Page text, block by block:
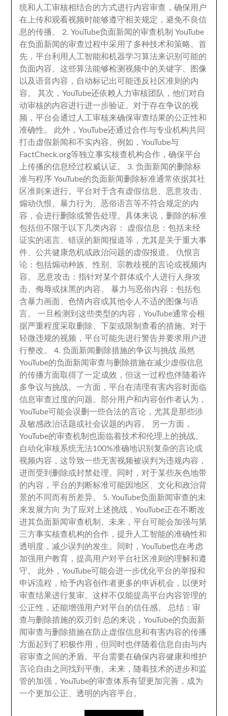
统和人工审核相结合的方式进行内容审查 ，确保用户
在上传和观看视频时能够遵守相关规定 ，避免不良信
息的传播。 2.YouTube负面新闻的审查机制 YouTube
在负面新闻的审查过程中采用了多种技术和策略。首
先 ，平台利用人工智能和机器学习算法来识别可能的
负面内容。这些算法能够检测视频中的关键字
图像
以及语音内容 ， 自动标记出可能违反社区准则的内
容。其次 ，YouTube还依赖人力审核团队 ，他们对自
动审核的内容进行进一步验证。 对于存在争议的视
频 ，平台会通过人工审核来确保审查结果的公正性和
准确性。 此外 ，YouTube还通过合作与专业机构共同
打击虚假新闻和不实内容。例如 ，YouTube与
FactCheck.org等独立事实核查机构合作 ，确保平台
上传播的信息经过权威认证。 3.负面新闻的删除标
准与程序 YouTube的负面新闻删除标准通常依据其社
区准则来进行。平台对于含有虚假信息 、恶意攻击
煽动仇恨
、暴力行为 、恶俗语言等不符合规定的内
容 ，会进行删除或警告处理。具体来说 ，删除的标准
包括但不限于以下几类内容 ： 虚假信息 ：包括未经
证实的谣言 、错误的新闻报道等 ， 尤其是关于重大事
件 、公共健康危机或政治问题的虚假报道。仇恨言
论 ：包括煽动种族 、性别
宗教歧视的言论或视频内
容。恶意攻击 ：指针对某个群体或个人进行人身攻
击 、侮辱或抹黑的内容。暴力与恶俗内容 ：包括包
含暴力画面
、色情内容或其他令人不适的图像与语
言。一旦检测到这些类型的内容 ，YouTube通常会根
据严重程度采取删除
下架或限制查看的措施。 对于
轻微违规的视频 ，平台可能先进行警告并要求用户进
行整改。 4.负面新闻删除措施的争议与挑战 虽然
YouTube的负面新闻审查与删除措施在减少虚假信息
的传播方面取得了一定成效 ，但这一过程也伴随着许
多争议与挑战。一方面 ，平台在清理有害内容时面临
信息审查过度的问题。部分用户和内容创作者认为 ，
YouTube可能会误删一些合法的言论 ， 尤其是那些涉
及敏感政治话题或社会议题的内容。 另一方面 ，
YouTube的审查机制也面临着技术和伦理上的挑战。
自动化审核系统无法100%准确地识别复杂的言论或
视频内容 ，这导致一些无害视频被误判为违规内容 ，
进而受到删除或封禁处理。 同时 ， 对于某些灰色地带
的内容 ，平台的判断标准可能因地区 、文化和政治背
景的不同而有所差异。 5.YouTube负面新闻审查的未
来发展方向 为了应对上述挑战 ，YouTube正在不断改
进其负面新闻审查机制 。 未来 ，平台可能会加强与第
三方事实核查机构的合作 ，提升人工智能的准确性和
透明度 ，减少误判的发生。 同时 ，YouTube也在考虑
加强用户教育 ，提高用户对平台社区准则的理解和遵
守。 此外 ，YouTube可能会进一步优化平台的举报和
申诉流程 ，给予内容创作者更多的申诉机会 ，
以便对
审查结果进行复审。这样不仅能提高平台内容管理的
公正性 ，还能增强用户对平台的信任感。 总结 ：审
查与删除措施的双刃剑 总的来说 ，YouTube的负面新
闻审查与删除措施在防止虚假信息和有害内容的传播
方面起到了积极作用
，但同时也伴随着信息自由与内
容审查之间的矛盾。平台需要在确保内容健康和维护
言论自由之间找到平衡。 未来 ， 随着技术的进步和监
管的加强 ，YouTube的审查体系有望更加完善 ， 成为
一个更加公正
、透明的内容平台 。